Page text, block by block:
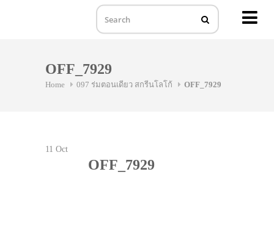
OFF_7929
Home 097 ร่มตอนเดียว สกรีนโลโก้ OFF_7929
11 Oct
OFF_7929